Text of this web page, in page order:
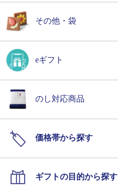
その他・袋
eギフト
のし対応商品
価格帯から探す
ギフトの目的から探す